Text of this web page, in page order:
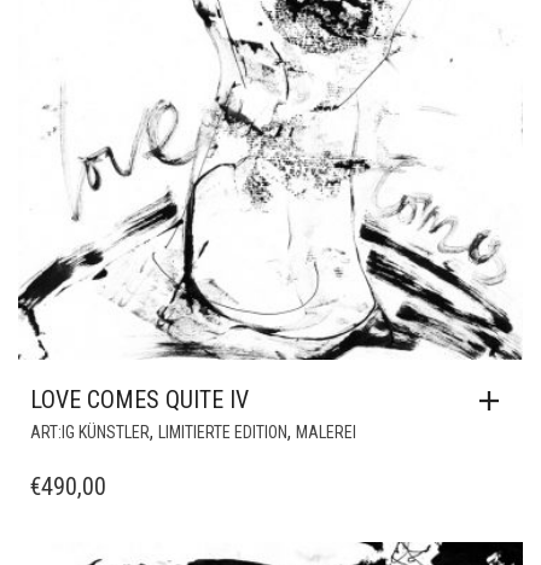
LOVE COMES QUITE IV
ART:IG KÜNSTLER, LIMITIERTE EDITION, MALEREI
€490,00